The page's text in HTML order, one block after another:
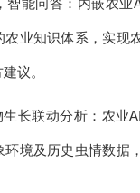
能问答：内嵌农业
农业知识体系，实现
议。
长联动分析：农业
环境及历史虫情数据